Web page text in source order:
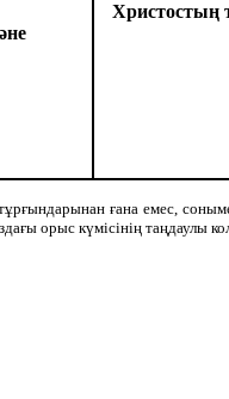
Христостың
ғана емес,
орыс күмісінің таңдаулы